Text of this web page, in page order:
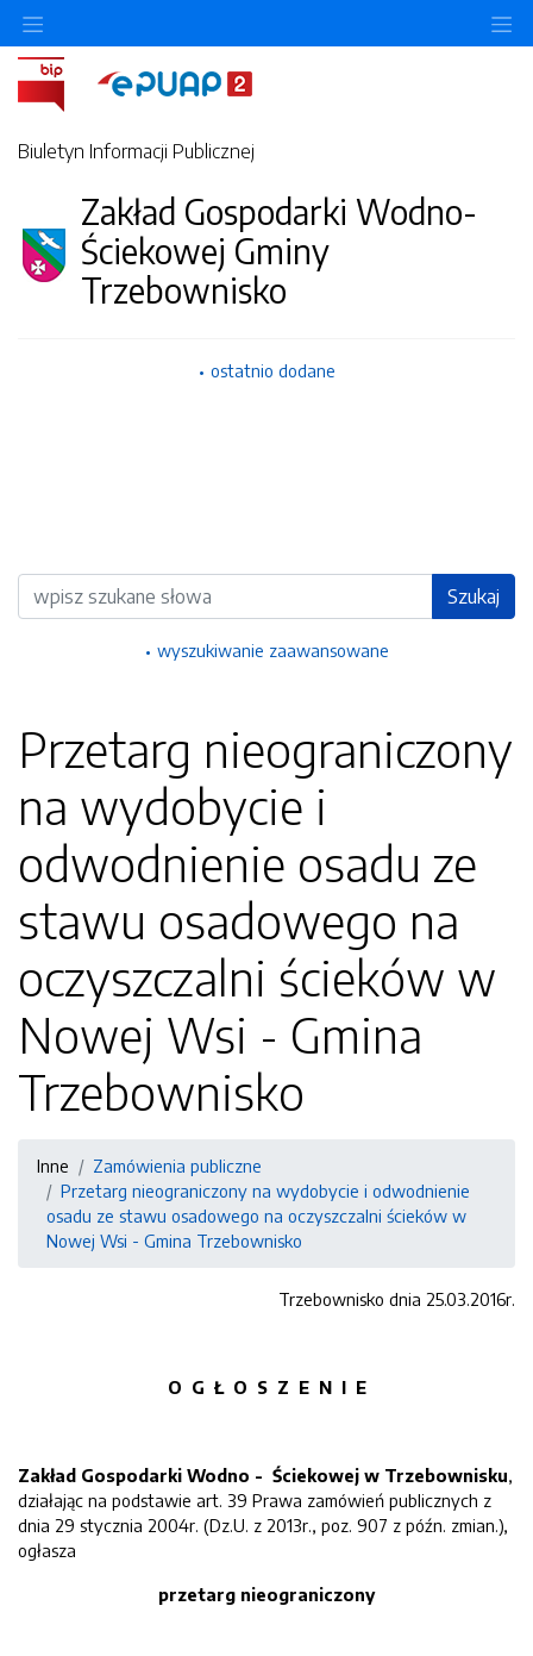
Biuletyn Informacji Publicznej
Zakład Gospodarki Wodno-
Ściekowej Gminy
Trzebownisko
ostatnio dodane
Wyszukiwarka Szukaj
wyszukiwanie zaawansowane
Przetarg nieograniczony
na wydobycie i
odwodnienie osadu ze
stawu osadowego na
oczyszczalni ścieków w
Nowej Wsi - Gmina
Trzebownisko
Inne
Zamówienia publiczne
Przetarg nieograniczony na wydobycie i odwodnienie
osadu ze stawu osadowego na oczyszczalni ścieków w
Nowej Wsi - Gmina Trzebownisko
Trzebownisko dnia 25.03.2016r.
O G Ł O S Z E N I E
Zakład Gospodarki Wodno - Ściekowej w Trzebownisku,
działając na podstawie art. 39 Prawa zamówień publicznych z
dnia 29 stycznia 2004r. (Dz.U. z 2013r., poz. 907 z późn. zmian.),
ogłasza
przetarg nieograniczony